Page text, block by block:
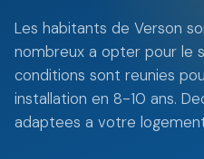
Les habitants de Verson
nombreux a opter pour le
conditions sont reunies
installation en 8-10 ans.
adaptees a votre